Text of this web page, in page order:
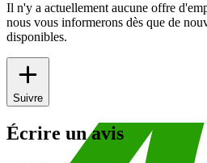
Il n'y a actuellement aucune offre
nous vous informerons dès que de
disponibles.
Suivre
Écrire un avis